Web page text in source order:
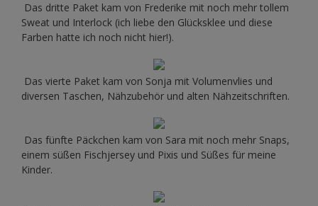
Das dritte Paket kam von Frederike mit noch mehr tollem
Sweat und Interlock (ich liebe den Glücksklee und diese
Farben hatte ich noch nicht hier!).
Das vierte Paket kam von Sonja mit Volumenvlies und
diversen Taschen, Nähzubehör und alten Nähzeitschriften.
Das fünfte Päckchen kam von Sara mit noch mehr Snaps,
einem süßen Fischjersey und Pixis und Süßes für meine
Kinder.